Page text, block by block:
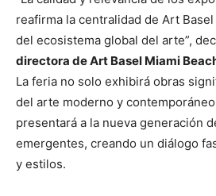
reafirma la centralidad de Art
del ecosistema global del arte”,
directora de Art Basel Miami
La feria no solo exhibirá obras
del arte moderno y
presentará a la nueva generación
emergentes, creando un diálogo
y estilos.